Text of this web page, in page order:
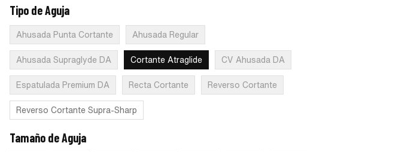
Tipo de Aguja
Ahusada Punta Cortante Ahusada Regular
Ahusada Supraglyde DA Cortante Atraglide CV Ahusada DA
Espatulada Premium DA Recta Cortante Reverso Cortante
Reverso Cortante Supra-Sharp
Tamaño de Aguja